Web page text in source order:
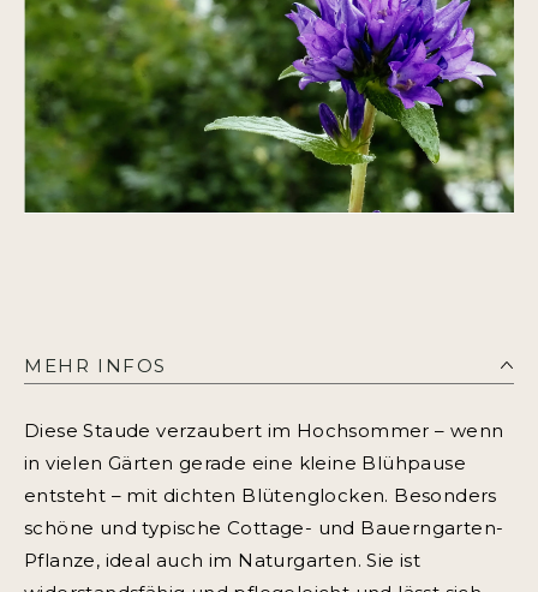
MEHR INFOS
Diese Staude verzaubert im Hochsommer – wenn
in vielen Gärten gerade eine kleine Blühpause
entsteht – mit dichten Blütenglocken. Besonders
schöne und typische Cottage- und Bauerngarten-
Pflanze, ideal auch im Naturgarten. Sie ist